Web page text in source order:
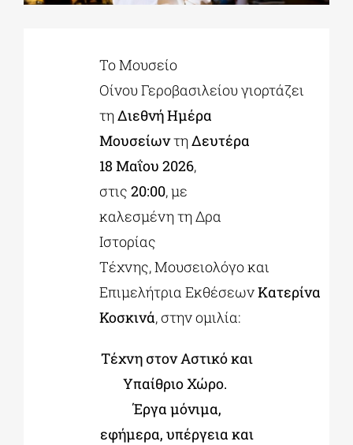
ΕΚΠΑΙΔΕΥΤΙΚΑ ΙΔΡΥΜΑΤΑ
Το Μουσείο
Οίνου Γεροβασιλείου γιορτάζει
τηΔιεθνή Ημέρα
ΜουσείωντηΔευτέρα
18 Μαΐου 2026,
στις 20:00, με
καλεσμένη τη Δρα
Ιστορίας
Τέχνης, Μουσειολόγο και
Επιμελήτρια ΕκθέσεωνΚατερίνα
Κοσκινά, στην ομιλία:
Τέχνη στον Αστικό και
Υπαίθριο Χώρο.
Έργα μόνιμα,
εφήμερα, υπέργεια και